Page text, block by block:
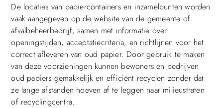
De locaties van papiercontainers en inzamelpunten worden
vaak aangegeven op de website van de gemeente of
afvalbeheerbedrijf, samen met informatie over
openingstijden, acceptatiecriteria, en richtlijnen voor het
correct afleveren van oud papier. Door gebruik te maken
van deze voorzieningen kunnen bewoners en bedrijven
oud papiers gemakkelijk en efficiënt recyclen zonder dat
ze lange afstanden hoeven af te leggen naar milieustraten
of recyclingcentra.